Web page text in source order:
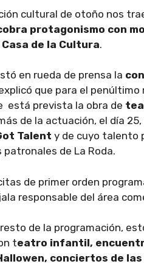
cultural de otoño nos
protagonismo con
Casa de la Cultura.
en rueda de prensa la
que para el
está prevista la obra de
de la actuación, el día 25,
Talent y de cuyo talento
patronales de La Roda.
de primer orden
responsable del área
de la programación,
teatro infantil,
conciertos de